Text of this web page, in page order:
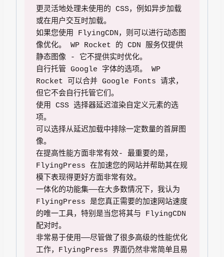
更灵活地处理未使用的 CSS，例如异步加载
或在用户交互时加载。
如果您使用 FlyingCDN，则可以进行动态图
像优化。 WP Rocket 的 CDN 服务仅提供
静态图像 - 它不提供实时优化。
自行托管 Google 字体的选项。 WP
Rocket 可以合并 Google Fonts 请求，
但它不会自行托管它们。
使用 CSS 选择器延迟渲染自定义元素的选
项。
可以选择从延迟加载中排除一定数量的首屏图
像。
在提高性能方面非常有效- 最重要的是，
FlyingPress 在加速您的网站并帮助其在规
模下表现得更好方面非常有效。
一体化的功能集——在大多数情况下，我认为
FlyingPress 是您真正需要的加速网站速度
的唯一工具，特别是当您将其与 FlyingCDN
配对时。
非常易于使用——尽管做了很多高级的性能优化
工作，FlyingPress 界面仍然非常简单且易